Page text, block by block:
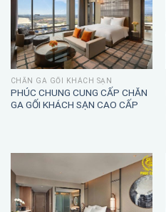
CHĂN GA GỐI KHÁCH SẠN
PHÚC CHUNG CUNG CẤP CHĂN
GA GỐI KHÁCH SẠN CAO CẤP